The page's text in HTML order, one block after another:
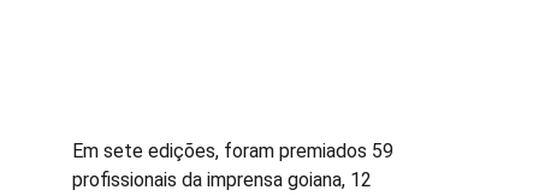
Em sete edições, foram premiados 59
profissionais da imprensa goiana, 12